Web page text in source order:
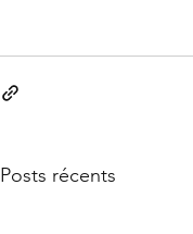
Posts récents